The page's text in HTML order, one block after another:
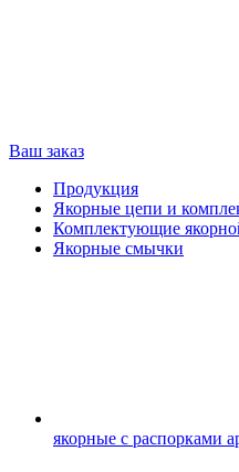
Ваш заказ
Продукция
Якорные цепи и
Комплектующие
Якорные смычки
якорные с распорками